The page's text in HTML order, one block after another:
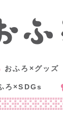
おふろ×グッズ
ろ×SDGs